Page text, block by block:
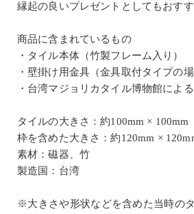
縁起の良いプレゼントとしてもおすす
商品に含まれているもの
・タイル本体（竹製フレーム入り）
・壁掛け用金具（金具取付タイプの場
・台湾マジョリカタイル博物館によ
タイルの大きさ：約100mm × 100mm
枠を含めた大きさ：約120mm ×
素材：磁器、竹
製造国：台湾
※大きさや形状などを含めた当時の